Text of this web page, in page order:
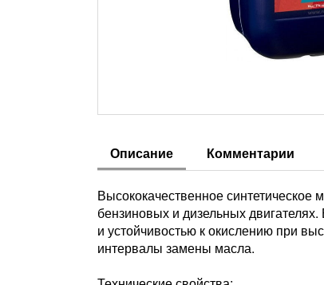
Описание Комментарии
Высококачественное
бензиновых и дизельных
и устойчивостью к окислению при
интервалы замены масла.